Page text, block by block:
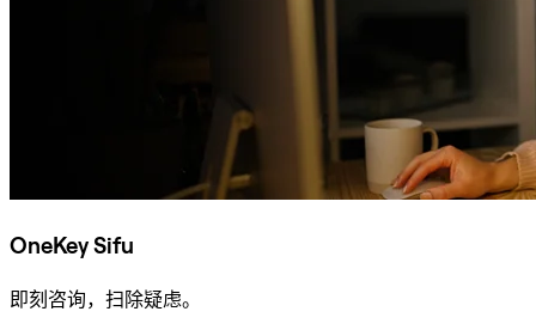
OneKey Sifu
即刻咨询，扫除疑虑。